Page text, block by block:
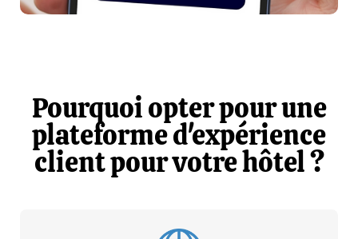
Pourquoi opter pour une
plateforme d'expérience
client pour votre hôtel ?